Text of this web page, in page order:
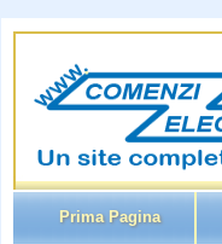
Prima Pagina